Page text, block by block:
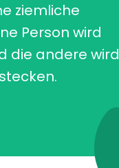
ziemliche
Person wird
die andere wird